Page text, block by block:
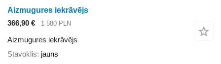
Aizmugures iekrāvējs
366,90 €
1 580 PLN
Aizmugures iekrāvējs
Stāvoklis jauns